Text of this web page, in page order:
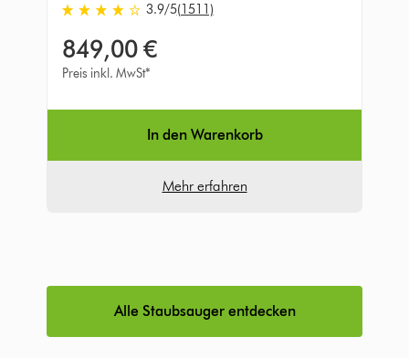
3.9
5
Sternen
1511
3.9/5(1511)
849,00 €
Preis inkl. MwSt*
In den Warenkorb
Mehr erfahren
Alle Staubsauger entdecken